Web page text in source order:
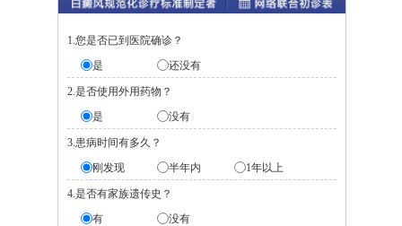
1.您是否已到医院确诊？
是
还没有
2.是否使用外用药物？
是
没有
3.患病时间有多久？
刚发现
半年内 1年以上
4.是否有家族遗传史？
有
没有